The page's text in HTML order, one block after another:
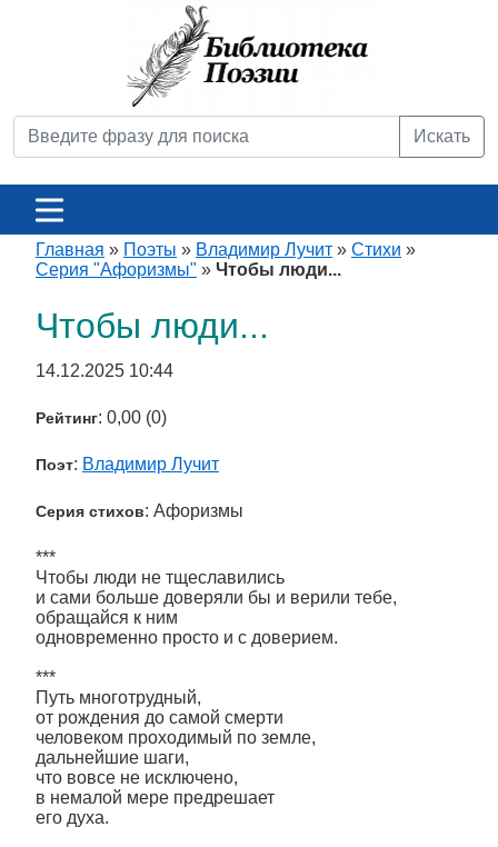
Искать
Главная » Поэты » Владимир Лучит » Стихи »
Серия "Афоризмы" » Чтобы люди...
Чтобы люди...
14.12.2025 10:44
Рейтинг: 0,00 (0)
Поэт: Владимир Лучит
Серия стихов: Афоризмы
***
Чтобы люди не тщеславились
и сами больше доверяли бы и верили тебе,
обращайся к ним
одновременно просто и с доверием.
***
Путь многотрудный,
от рождения до самой смерти
человеком проходимый по земле,
дальнейшие шаги,
что вовсе не исключено,
в немалой мере предрешает
его духа.